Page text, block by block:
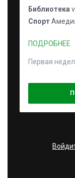
Библиотека
Спорт
ПОДРОБНЕЕ
Первая